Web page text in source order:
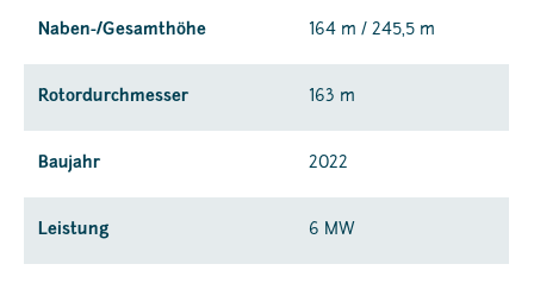
Naben-/Gesamthöhe 164 m / 245,5 m
Rotordurchmesser 163 m
Baujahr 2022
Leistung 6 MW